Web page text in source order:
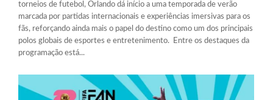
torneios de futebol, Orlando dá início a uma temporada de verão
marcada por partidas internacionais e experiências imersivas para os
fãs, reforçando ainda mais o papel do destino como um dos principais
polos globais de esportes e entretenimento. Entre os destaques da
programação está...